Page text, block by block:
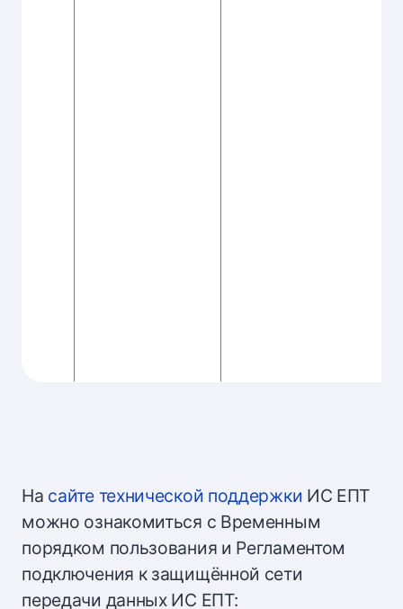
На сайте технической поддержки ИС ЕПТ
можно ознакомиться с Временным
порядком пользования и Регламентом
подключения к защищённой сети
передачи данных ИС ЕПТ: